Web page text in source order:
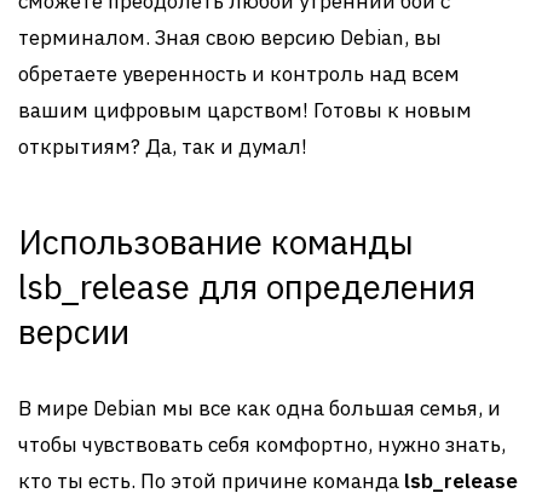
терминалом. Зная свою версию Debian, вы
обретаете уверенность и контроль над всем
вашим цифровым царством! Готовы к новым
открытиям? Да, так и думал!
Использование команды
lsb_release для определения
версии
В мире Debian мы все как одна большая семья, и
чтобы чувствовать себя комфортно, нужно знать,
кто ты есть. По этой причине команда lsb_release